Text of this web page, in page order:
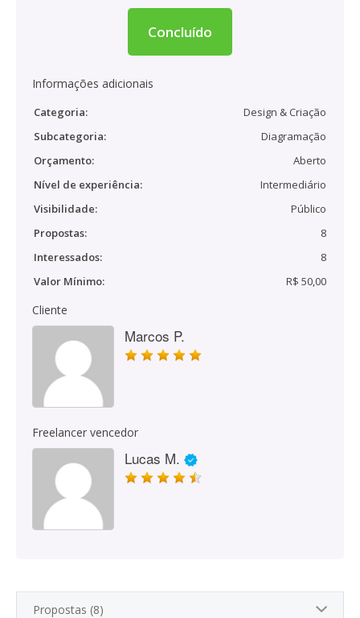
Concluído
Informações adicionais
Categoria:
Design & Criação
Subcategoria:
Diagramação
Orçamento:
Aberto
Nível de experiência:
Intermediário
Visibilidade:
Público
Propostas:
8
Interessados:
8
Valor Mínimo:
R$ 50,00
Cliente
Marcos P.
Freelancer vencedor
Lucas M.
Propostas (8)